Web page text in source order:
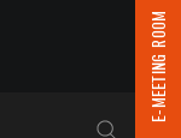
E-MEETING ROOM